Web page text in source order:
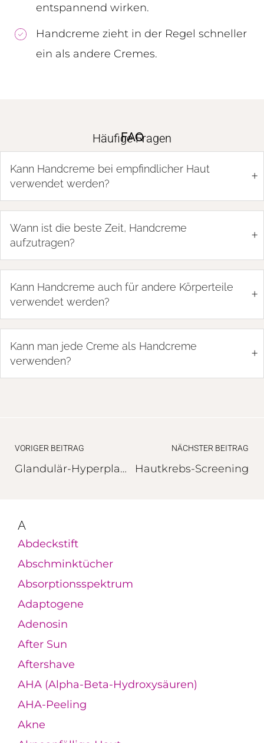
entspannend wirken.
Handcreme zieht in der Regel schneller
ein als andere Cremes.
FAQ
Häufige Fragen
Kann Handcreme bei empfindlicher Haut
verwendet werden?
+
Wann ist die beste Zeit, Handcreme
aufzutragen?
+
Kann Handcreme auch für andere Körperteile
verwendet werden?
+
Kann man jede Creme als Handcreme
verwenden?
+
VORIGER BEITRAG
Glandulär-Hyperplastische Rosazea
NÄCHSTER BEITRAG
Hautkrebs-Screening
A
Abdeckstift
Abschminktücher
Absorptionsspektrum
Adaptogene
Adenosin
After Sun
Aftershave
AHA (Alpha-Beta-Hydroxysäuren)
AHA-Peeling
Akne